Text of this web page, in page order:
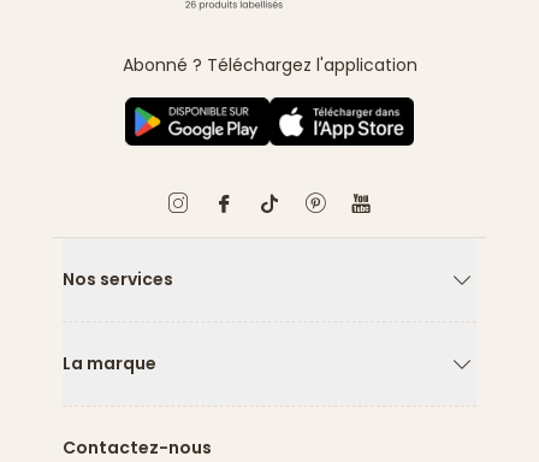
Abonné ? Téléchargez l'application
Nos services
La marque
Contactez-nous